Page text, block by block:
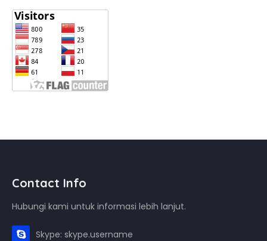
Contact Info
Hubungi kami untuk informasi lebih lanjut.
Skype: skype.username